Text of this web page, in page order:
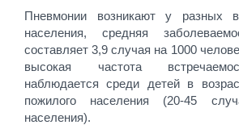
Пневмонии возникают у разных
населения, средняя
составляет 3,9 случая на 1000
высокая частота
наблюдается среди детей в
пожилого населения (20-45
населения).